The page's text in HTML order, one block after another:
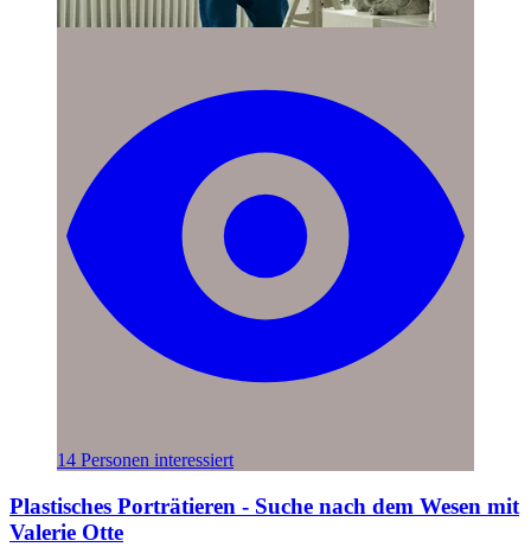
14 Personen interessiert
Plastisches Porträtieren - Suche nach dem Wesen mit
Valerie Otte